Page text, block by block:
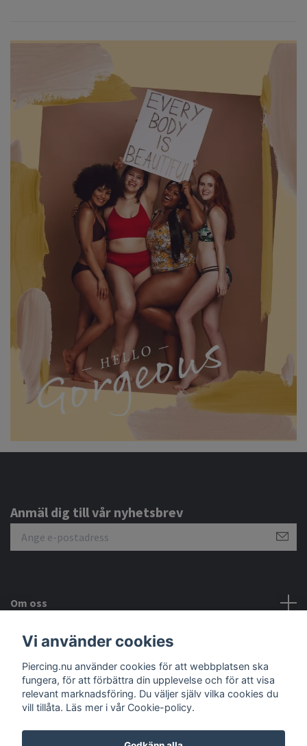
Anmäl dig till vår nyhetsbrev
Om oss
Kundtjänst
Sociala medier
Vi använder cookies
Piercing.nu använder cookies för att webbplatsen ska
fungera, för att förbättra din upplevelse och för att visa
relevant marknadsföring. Du väljer själv vilka cookies du
vill tillåta. Läs mer i vår Cookie-policy.